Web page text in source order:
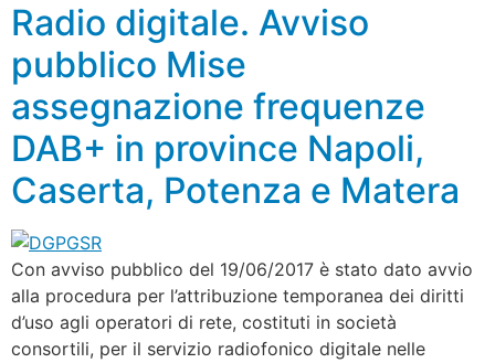
Radio digitale. Avviso
pubblico Mise
assegnazione frequenze
DAB+ in province Napoli,
Caserta, Potenza e Matera
Con avviso pubblico del 19/06/2017 è stato dato avvio
alla procedura per l’attribuzione temporanea dei diritti
d’uso agli operatori di rete, costituti in società
consortili, per il servizio radiofonico digitale nelle